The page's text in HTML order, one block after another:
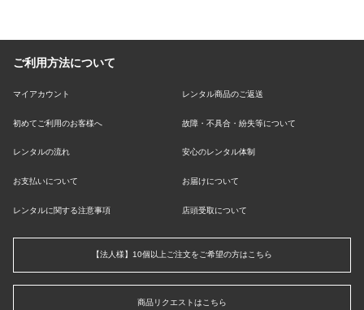
ご利用方法について
マイアカウント レンタル商品のご返送
初めてご利用のお客様へ 故障・不具合・紛失等について
レンタルの流れ 安心のレンタル体制
お支払いについて お届けについて
レンタルに関する注意事項 店頭受取について
【法人様】10個以上ご注文をご希望の方はこちら
商品リクエストはこちら